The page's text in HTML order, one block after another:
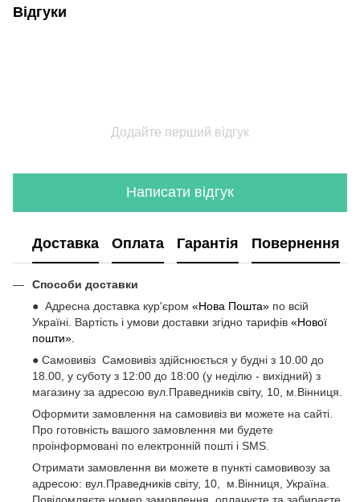
Відгуки
Додайте перший відгук
Написати відгук
Доставка Оплата Гарантія Повернення
Способи доставки
● Адресна доставка кур'єром «Нова Пошта» по всій
Україні. Вартість і умови доставки згідно тарифів «Нової
пошти».
● Самовивіз Самовивіз здійснюється у будні з 10.00 до
18.00, у суботу з 12:00 до 18:00 (у неділю - вихідний) з
магазину за адресою вул.Праведників світу, 10, м.Вінниця.
Оформити замовлення на самовивіз ви можете на сайті.
Про готовність вашого замовлення ми будете
проінформовані по електронній пошті і SMS.
Отримати замовлення ви можете в пункті самовивозу за
адресою: вул.Праведників світу, 10, м.Вінниця, Україна.
Повідомляєте номер замовлення, оплачуєте та забираєте